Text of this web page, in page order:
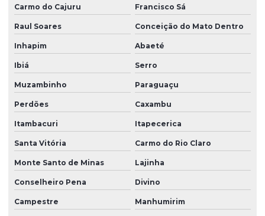
Carmo do Cajuru Francisco Sá
Raul Soares Conceição do Mato Dentro
Inhapim Abaeté
Ibiá Serro
Muzambinho Paraguaçu
Perdões Caxambu
Itambacuri Itapecerica
Santa Vitória Carmo do Rio Claro
Monte Santo de Minas Lajinha
Conselheiro Pena Divino
Campestre Manhumirim